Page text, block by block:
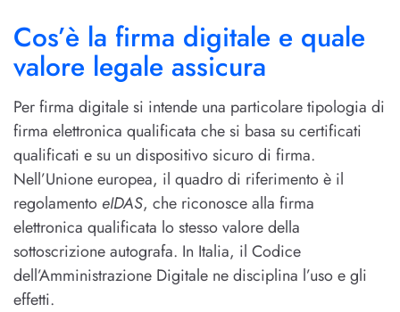
Cos’è la firma digitale e quale
valore legale assicura
Per firma digitale si intende una particolare tipologia di
firma elettronica qualificata che si basa su certificati
qualificati e su un dispositivo sicuro di firma.
Nell’Unione europea, il quadro di riferimento è il
regolamentoeIDAS, che riconosce alla firma
elettronica qualificata lo stesso valore della
sottoscrizione autografa. In Italia, il Codice
dell’Amministrazione Digitale ne disciplina l’uso e gli
effetti.